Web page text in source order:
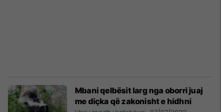
Mbani qelbësit larg nga oborri juaj
me diçka që zakonisht e hidhni